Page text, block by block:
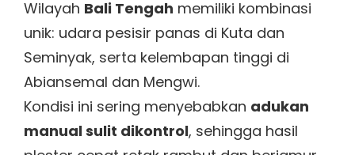
Wilayah Bali Tengah memiliki kombinasi
unik: udara pesisir panas di Kuta dan
Seminyak, serta kelembapan tinggi di
Abiansemal dan Mengwi.
Kondisi ini sering menyebabkan adukan
manual sulit dikontrol, sehingga hasil